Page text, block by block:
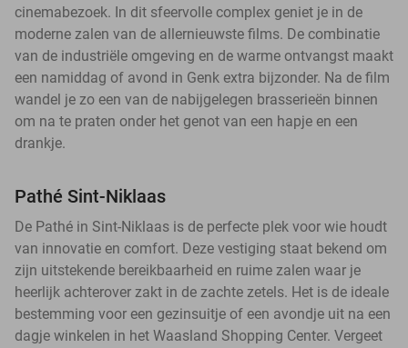
cinemabezoek. In dit sfeervolle complex geniet je in de
moderne zalen van de allernieuwste films. De combinatie
van de industriële omgeving en de warme ontvangst maakt
een namiddag of avond in Genk extra bijzonder. Na de film
wandel je zo een van de nabijgelegen brasserieën binnen
om na te praten onder het genot van een hapje en een
drankje.
Pathé Sint-Niklaas
De Pathé in Sint-Niklaas is de perfecte plek voor wie houdt
van innovatie en comfort. Deze vestiging staat bekend om
zijn uitstekende bereikbaarheid en ruime zalen waar je
heerlijk achterover zakt in de zachte zetels. Het is de ideale
bestemming voor een gezinsuitje of een avondje uit na een
dagje winkelen in het Waasland Shopping Center. Vergeet